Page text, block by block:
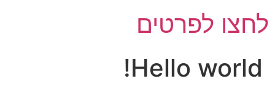
לחצו לפרטים
Hello world!